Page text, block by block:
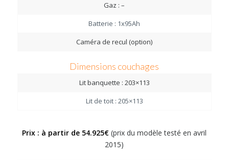
Gaz : –
Batterie : 1x95Ah
Caméra de recul (option)
Dimensions couchages
Lit banquette : 203×113
Lit de toit : 205×113
Prix : à partir de 54.925€ (prix du modèle testé en avril
2015)